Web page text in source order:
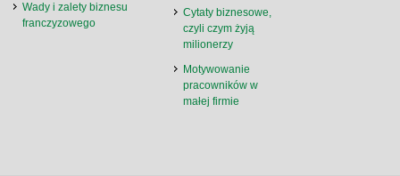
Wady i zalety biznesu
franczyzowego
Cytaty biznesowe,
czyli czym żyją
milionerzy
Motywowanie
pracowników w
małej firmie